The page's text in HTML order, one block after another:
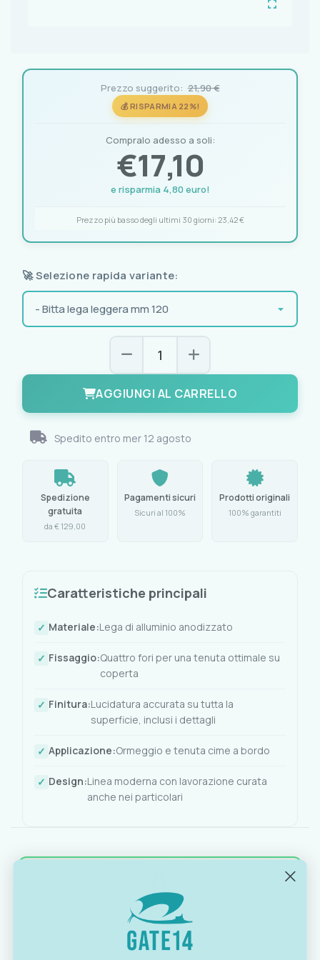
Prezzo suggerito: 21,90 €
💰 RISPARMIA 22%!
Compralo adesso a soli:
€17,10
e risparmia 4,80 euro!
Prezzo più basso degli ultimi 30 giorni: 23,42 €
🚀 Selezione rapida variante:
AGGIUNGI AL CARRELLO
Spedito entro mer 12 agosto
Spedizione
gratuita
da € 129,00
Pagamenti sicuri
Sicuri al 100%
Prodotti originali
100% garantiti
Caratteristiche principali
Materiale:Lega di alluminio anodizzato
Fissaggio:Quattro fori per una tenuta ottimale su
coperta
Finitura:Lucidatura accurata su tutta la
superficie, inclusi i dettagli
Applicazione:Ormeggio e tenuta cime a bordo
Design:Linea moderna con lavorazione curata
anche nei particolari
OTTAVIA
Customer assistance team